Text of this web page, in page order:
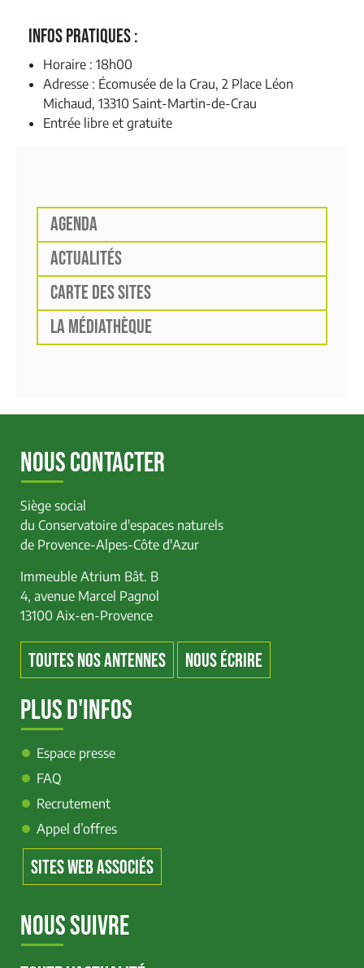
Infos pratiques :
Horaire : 18h00
Adresse : Écomusée de la Crau, 2 Place Léon
Michaud, 13310 Saint-Martin-de-Crau
Entrée libre et gratuite
AGENDA
ACTUALITÉS
CARTE DES SITES
LA MÉDIATHÈQUE
NOUS CONTACTER
Siège social
du Conservatoire d'espaces naturels
de Provence-Alpes-Côte d'Azur
Immeuble Atrium Bât. B
4, avenue Marcel Pagnol
13100 Aix-en-Provence
TOUTES NOS ANTENNES NOUS ÉCRIRE
PLUS D'INFOS
Espace presse
FAQ
Recrutement
Appel d’offres
SITES WEB ASSOCIÉS
NOUS SUIVRE